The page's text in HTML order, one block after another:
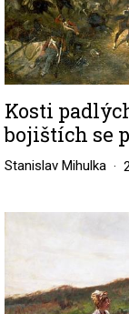
Kosti
bojištích se
Stanislav Mihulka